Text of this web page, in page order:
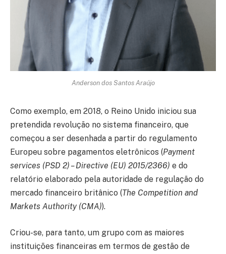
Anderson dos Santos Araújo
Como exemplo, em 2018, o Reino Unido iniciou sua
pretendida revolução no sistema financeiro, que
começou a ser desenhada a partir do regulamento
Europeu sobre pagamentos eletrônicos (Payment
services (PSD 2) – Directive (EU) 2015/2366) e do
relatório elaborado pela autoridade de regulação do
mercado financeiro britânico (The Competition and
Markets Authority (CMA)).
Criou-se, para tanto, um grupo com as maiores
instituições financeiras em termos de gestão de